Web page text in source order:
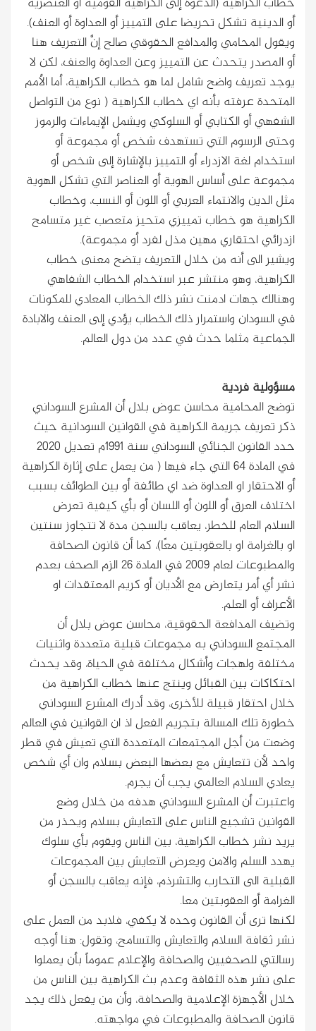
أو الدينية تشكل تحريضا على التمييز أو العداوة أو العنف).
ويقول المحامي والمدافع الحقوقي صالح إنَّ التعريف هنا
أو المصدر يتحدث عن التمييز وعن العداوة والعنف، لكن لا
يوجد تعريف واضح شامل لما هو خطاب الكراهية، أما الأمم
المتحدة عرفته بأنه اي خطاب الكراهية ( نوع من التواصل
الشفهي أو الكتابي أو السلوكي ويشمل الإيماءات والرموز
وحتى الرسوم التي تستهدف شخص أو مجموعة أو
استخدام لغة الازدراء أو التمييز بالإشارة إلى شخص أو
مجموعة على أساس الهوية أو العناصر التي تشكل الهوية
مثل الدين والانتماء العربي أو اللون أو النسب، وخطاب
الكراهية هو خطاب تمييزي متحيز متعصب غير متسامح
ازدرائي احتقاري مهين مذل لفرد أو مجموعة).
ويشير الى أنه من خلال التعريف يتضح معنى خطاب
الكراهية، وهو منتشر عبر استخدام الخطاب الشفاهي
وهنالك جهات ادمنت نشر ذلك الخطاب المعادي للمكونات
في السودان واستمرار ذلك الخطاب يؤدي إلى العنف والابادة
الجماعية مثلما حدث في عدد من دول العالم.
مسؤولية فردية
توضح المحامية محاسن عوض بلال أن المشرع السوداني
ذكر تعريف جريمة الكراهية في القوانين السودانية حيث
حدد القانون الجنائي السوداني سنة 1991م تعديل 2020
في المادة 64 التي جاء فيها ( من يعمل على إثارة الكراهية
أو الاحتقار او العداوة ضد اي طائفة أو بين الطوائف بسبب
اختلاف العرق أو اللون أو اللسان أو بأي كيفية تعرض
السلام العام للخطر، يعاقب بالسجن مدة لا تتجاوز سنتين
او بالغرامة او بالعقوبتين معًا)، كما أن قانون الصحافة
والمطبوعات لعام 2009 في المادة 26 الزم الصحف بعدم
نشر أي أمر يتعارض مع الأديان أو كريم المعتقدات او
الأعراف أو العلم.
وتضيف المدافعة الحقوقية، محاسن عوض بلال أن
المجتمع السوداني به مجموعات قبلية متعددة واثنيات
مختلفة ولهجات وأشكال مختلفة في الحياة، وقد يحدث
احتكاكات بين القبائل وينتج عنها خطاب الكراهية من
خلال احتقار قبيلة للأخرى، وقد أدرك المشرع السوداني
خطورة تلك المسالة بتجريم الفعل اذ ان القوانين في العالم
وضعت من أجل المجتمعات المتعددة التي تعيش في قطر
واحد لأن تتعايش مع بعضها البعض بسلام وان أي شخص
يعادي السلام العالمي يجب أن يجرم.
واعتبرت أن المشرع السوداني هدفه من خلال وضع
القوانين تشجيع الناس على التعايش بسلام ويحذر من
يريد نشر خطاب الكراهية، بين الناس ويقوم بأي سلوك
يهدد السلم والامن ويعرض التعايش بين المجموعات
القبلية الى التحارب والتشرذم، فإنه يعاقب بالسجن أو
الغرامة أو العقوبتين معا.
لكنها ترى أن القانون وحده لا يكفي، فلابد من العمل على
نشر ثقافة السلام والتعايش والتسامح، وتقول: هنا أوجه
رسالتي للصحفيين والصحافة والإعلام عموماً بأن يعملوا
على نشر هذه الثقافة وعدم بث الكراهية بين الناس من
خلال الأجهزة الإعلامية والصحافة، وأن من يفعل ذلك يجد
قانون الصحافة والمطبوعات في مواجهته.